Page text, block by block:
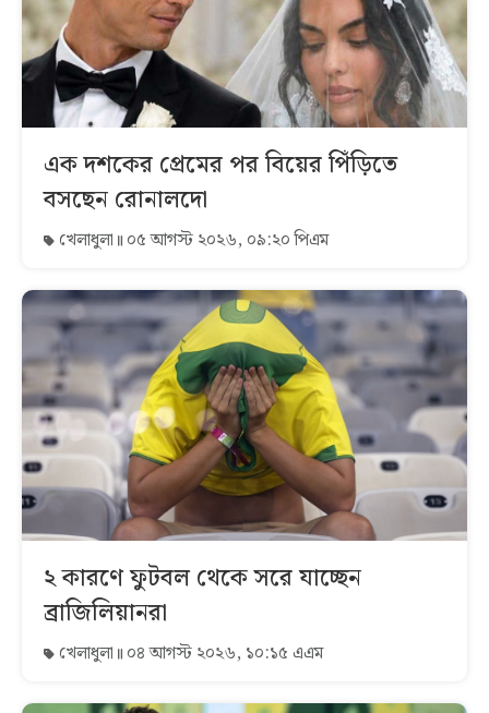
এক দশকের প্রেমের পর বিয়ের পিঁড়িতে
বসছেন রোনালদো
খেলাধুলা ০৫ আগস্ট ২০২৬, ০৯:২০ পিএম
২ কারণে ফুটবল থেকে সরে যাচ্ছেন
ব্রাজিলিয়ানরা
খেলাধুলা ০৪ আগস্ট ২০২৬, ১০:১৫ এএম